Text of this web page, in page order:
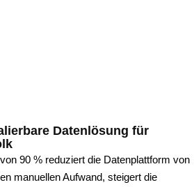
Datenlösung für
90 % reduziert die Datenplattform von
manuellen Aufwand, steigert die